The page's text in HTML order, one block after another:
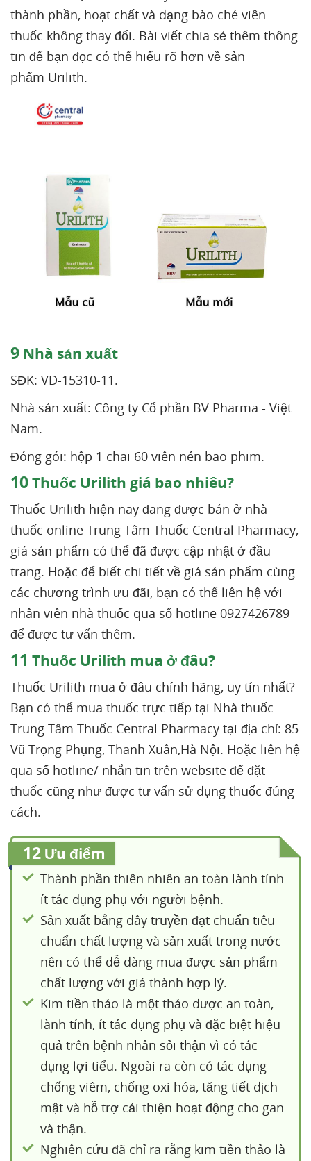
thành phần, hoạt chất và dạng bào ché viên
thuốc không thay đổi. Bài viết chia sẻ thêm thông
tin để bạn đọc có thể hiểu rõ hơn về sản
phẩm Urilith.
9 Nhà sản xuất
SĐK: VD-15310-11.
Nhà sản xuất: Công ty Cổ phần BV Pharma - Việt
Nam.
Đóng gói: hộp 1 chai 60 viên nén bao phim.
10Thuốc Urilith giá bao nhiêu?
Thuốc Urilith hiện nay đang được bán ở nhà
thuốc online Trung Tâm Thuốc Central Pharmacy,
giá sản phẩm có thể đã được cập nhật ở đầu
trang. Hoặc để biết chi tiết về giá sản phẩm cùng
các chương trình ưu đãi, bạn có thể liên hệ với
nhân viên nhà thuốc qua số hotline 0927426789
để được tư vấn thêm.
11 Thuốc Urilith mua ở đâu?
Thuốc Urilith mua ở đâu chính hãng, uy tín nhất?
Bạn có thể mua thuốc trực tiếp tại Nhà thuốc
Trung Tâm Thuốc Central Pharmacy tại địa chỉ: 85
Vũ Trọng Phụng, Thanh Xuân,Hà Nội. Hoặc liên hệ
qua số hotline/ nhắn tin trên website để đặt
thuốc cũng như được tư vấn sử dụng thuốc đúng
cách.
12 Ưu điểm
Thành phần thiên nhiên an toàn lành tính
ít tác dụng phụ với người bệnh.
Sản xuất bằng dây truyền đạt chuẩn tiêu
chuẩn chất lượng và sản xuất trong nước
nên có thể dễ dàng mua được sản phẩm
chất lượng với giá thành hợp lý.
Kim tiền thảo là một thảo dược an toàn,
lành tính, ít tác dụng phụ và đặc biệt hiệu
quả trên bệnh nhân sỏi thận vì có tác
dụng lợi tiểu. Ngoài ra còn có tác dụng
chống viêm, chống oxi hóa, tăng tiết dịch
mật và hỗ trợ cải thiện hoạt động cho gan
và thận.
Nghiên cứu đã chỉ ra rằng kim tiền thảo là